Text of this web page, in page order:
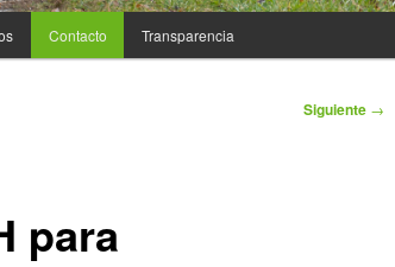
Contacto Transparencia
Siguiente →
para